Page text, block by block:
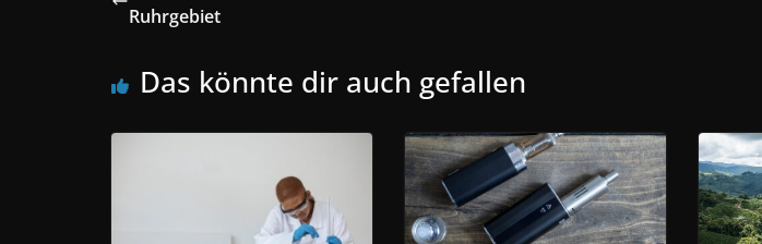
Ruhrgebiet
Das könnte dir auch gefallen